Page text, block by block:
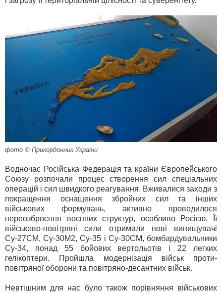
фото © Прикордонник України
Водночас Російська Федерація та країни Європейського
Союзу розпочали процес створення сил спеціальних
операцій і сил швидкого реагування. Вживалися заходи з
покращення оснащення збройних сил та інших
військових формувань, активно проводилося
переозброєння воєнних структур, особливо Росією. Її
військово-повітряні сили отримали нові винищувачі
Су-27СМ, Су-30М2, Су-35 і Су-30СМ, бомбардувальники
Су-34, понад 55 бойових вертольотів і 22 легких
гелікоптери. Пройшла модернізація військ проти-
повітряної оборони та повітряно-десантних військ.
Невтішним для нас було також порівняння військових